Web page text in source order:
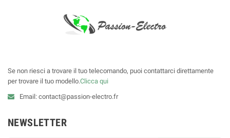
Se non riesci a trovare il tuo telecomando, puoi contattarci direttamente
per trovare il tuo modello.Clicca qui
Email: contact@passion-electro.fr
NEWSLETTER